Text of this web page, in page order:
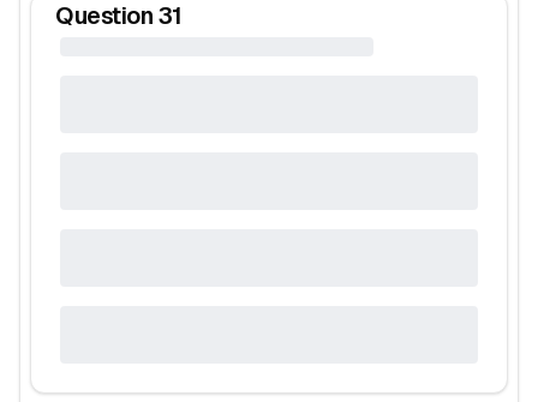
Question 31